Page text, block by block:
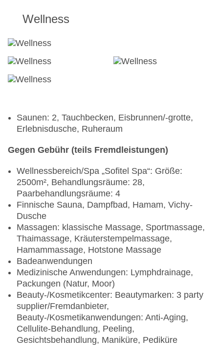
Uhr
Loungebar „The Premier Lounge“
täglich 12:00 Uhr - 02:00 Uhr
Wellness
Saunen: 2, Tauchbecken, Eisbrunnen/-grotte,
Erlebnisdusche, Ruheraum
Gegen Gebühr (teils Fremdleistungen)
Wellnessbereich/Spa „Sofitel Spa“: Größe:
2500m², Behandlungsräume: 28,
Paarbehandlungsräume: 4
Finnische Sauna, Dampfbad, Hamam, Vichy-
Dusche
Massagen: klassische Massage, Sportmassage,
Thaimassage, Kräuterstempelmassage,
Hamammassage, Hotstone Massage
Badeanwendungen
Medizinische Anwendungen: Lymphdrainage,
Packungen (Natur, Moor)
Beauty-/Kosmetikcenter: Beautymarken: 3 party
supplier/Fremdanbieter,
Beauty-/Kosmetikanwendungen: Anti-Aging,
Cellulite-Behandlung, Peeling,
Gesichtsbehandlung, Maniküre, Pediküre